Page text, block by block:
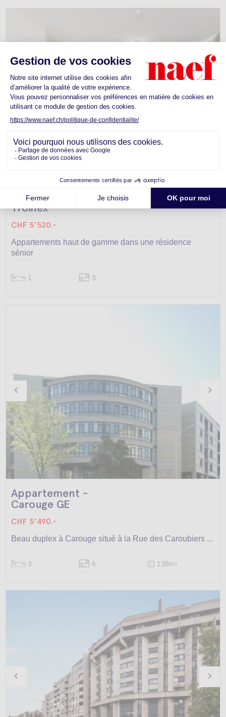
Appartement -
Troinex
CHF 5'520.-
Appartements haut de gamme dans une résidence
sénior
1 3
Appartement -
Carouge GE
CHF 5'490.-
Beau duplex à Carouge situé à la Rue des Caroubiers ...
3 6 138m2